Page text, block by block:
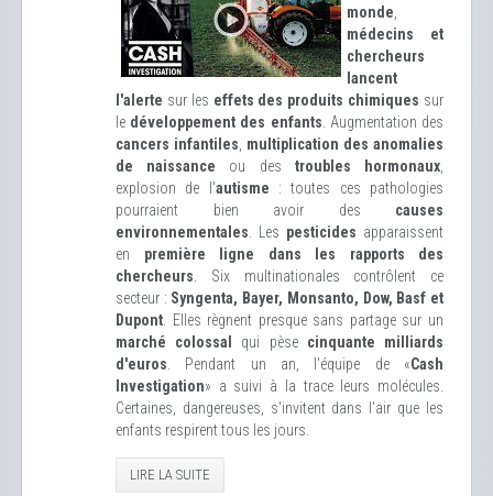
monde
médecins et
chercheurs
lancent
l'alerte sur les effets des produits chimiques sur
le développement des enfants . Augmentation des
cancers infantiles multiplication des anomalies
de naissance ou des troubles hormonaux
explosion de l'autisme : toutes ces pathologies
pourraient bien avoir des causes
environnementales . Les pesticides apparaissent
en première ligne dans les rapports des
chercheurs . Six multinationales contrôlent ce
secteur : Syngenta, Bayer, Monsanto, Dow, Basf et
Dupont . Elles règnent presque sans partage sur un
marché colossal
qui pèse cinquante milliards
d'euros . Pendant un an, l'équipe de «Cash
Investigation» a suivi à la trace leurs molécules.
Certaines, dangereuses, s'invitent dans l'air que les
enfants respirent tous les jours.
LIRE LA SUITE